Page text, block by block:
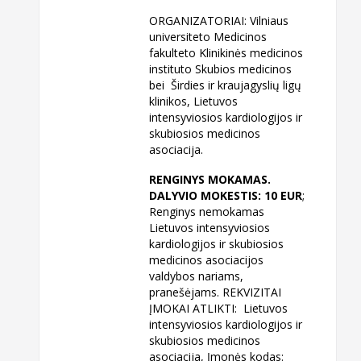
ORGANIZATORIAI: Vilniaus
universiteto Medicinos
fakulteto Klinikinės medicinos
instituto Skubios medicinos
bei Širdies ir kraujagyslių ligų
klinikos, Lietuvos
intensyviosios kardiologijos ir
skubiosios medicinos
asociacija.
RENGINYS MOKAMAS.
DALYVIO MOKESTIS: 10 EUR;
Renginys nemokamas
Lietuvos intensyviosios
kardiologijos ir skubiosios
medicinos asociacijos
valdybos nariams,
pranešėjams. REKVIZITAI
ĮMOKAI ATLIKTI: Lietuvos
intensyviosios kardiologijos ir
skubiosios medicinos
asociacija, Įmonės kodas: